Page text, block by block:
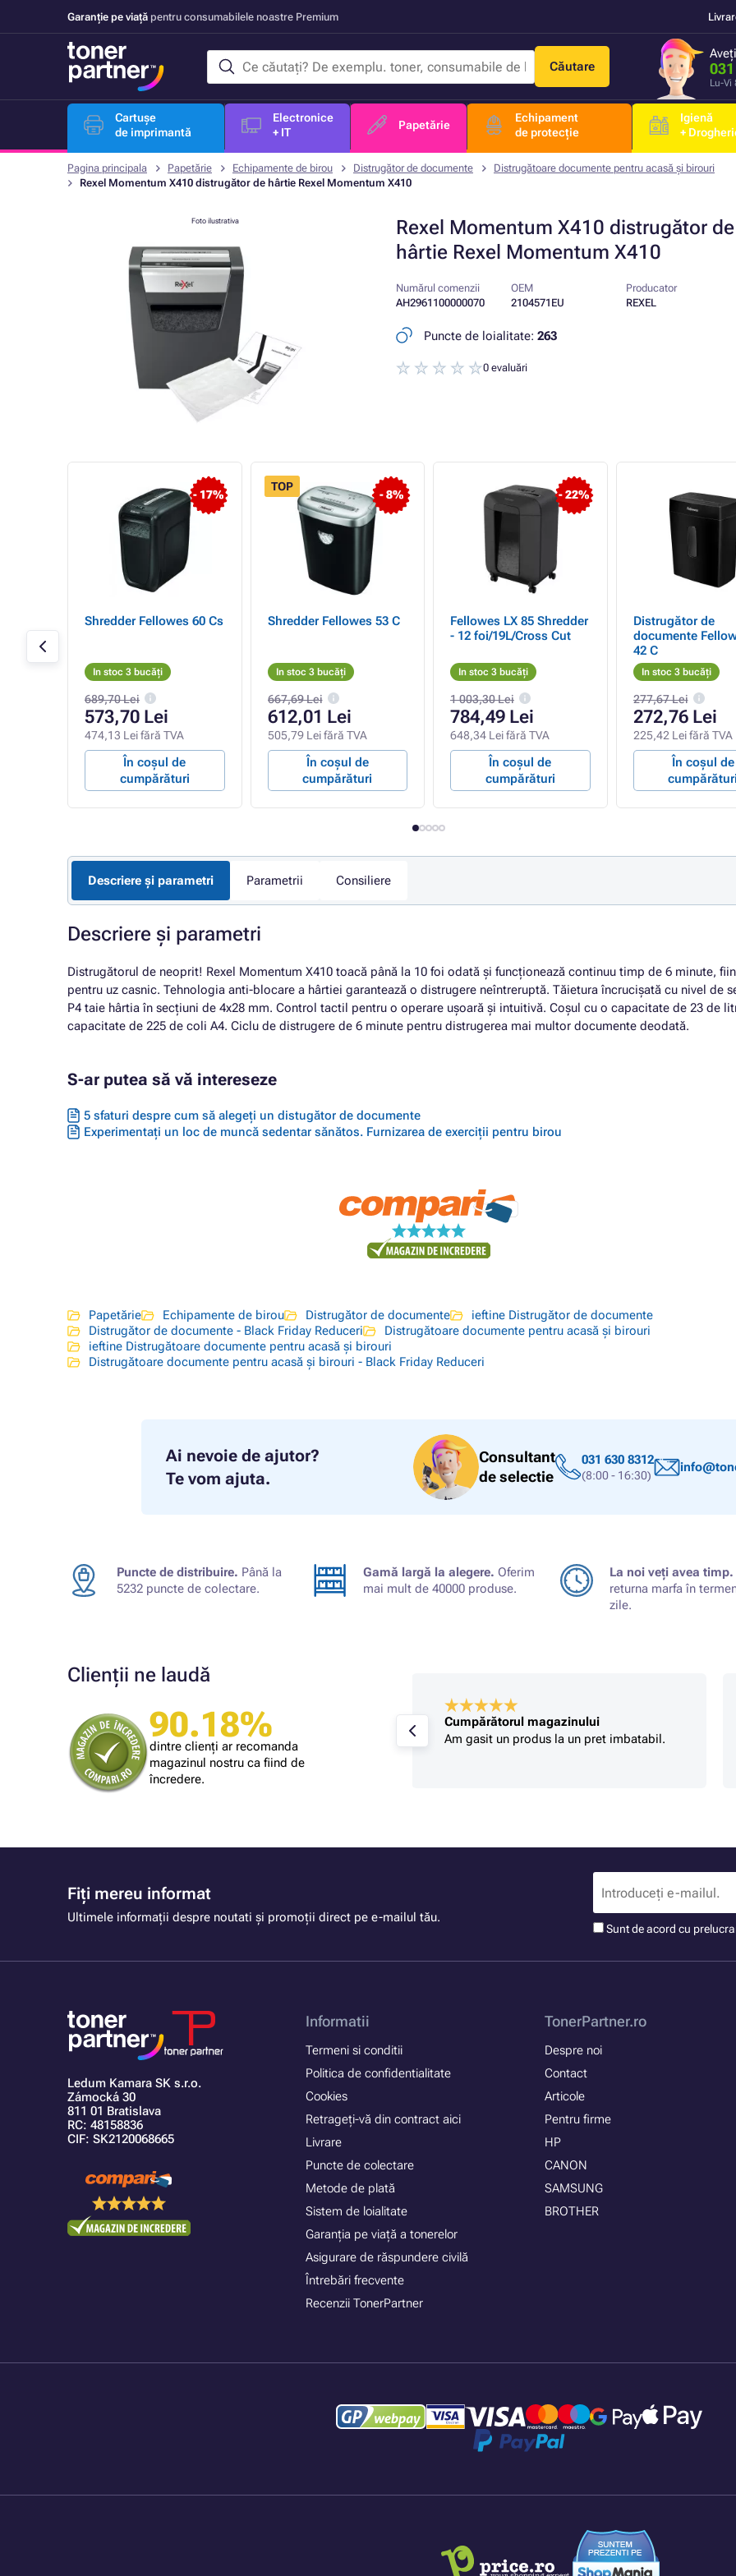
Garanție pe viață pentru consumabilele noastre Premium
Căutare
Lu-Vi
Cartușe
de imprimantă
Electronice
+ IT
Papetărie
Echipament
de protecție
Igienă
+
Pagina principala Papetărie Echipamente de birou Distrugător de documente
Distrugătoare documente pentru acasă și birouri
Rexel Momentum X410 distrugător de hârtie Rexel Momentum X410
Rexel Momentum X410 distrugător de
hârtie Rexel Momentum X410
Foto ilustrativa
Numărul comenzii
AH2961100000070
OEM
2104571EU
Producator
REXEL
Puncte de loialitate: 263
0 evaluări
- 17%
Shredder Fellowes 60 Cs
In stoc 3 bucăți
689,70 Lei
573,70 Lei
474,13 Lei fără TVA
În coșul de
cumpărături
- 8%
TOP
Shredder Fellowes 53 C
In stoc 3 bucăți
667,69 Lei
612,01 Lei
505,79 Lei fără TVA
În coșul de
cumpărături
- 22%
Fellowes LX 85 Shredder
- 12 foi/19L/Cross Cut
In stoc 3 bucăți
1 003,30 Lei
784,49 Lei
648,34 Lei fără TVA
În coșul de
cumpărături
Distrugător de
documente
42 C
In stoc 3 bucăți
277,67 Lei
272,76 Lei
225,42 Lei fără TVA
În coșul de
cumpărături
Descriere și parametri Parametrii Consiliere
Descriere și parametri
Distrugătorul de neoprit! Rexel Momentum X410 toacă până la 10 foi odată și funcționează continuu timp de 6 minute,
pentru uz casnic. Tehnologia anti-blocare a hârtiei garantează o distrugere neîntreruptă. Tăietura încrucișată cu nivel de
P4 taie hârtia în secțiuni de 4x28 mm. Control tactil pentru o operare ușoară și intuitivă. Coșul cu o capacitate de 23 de
capacitate de 225 de coli A4. Ciclu de distrugere de 6 minute pentru distrugerea mai multor documente deodată.
S-ar putea să vă intereseze
5 sfaturi despre cum să alegeți un distugător de documente
Experimentați un loc de muncă sedentar sănătos. Furnizarea de exerciții pentru birou
Papetărie Echipamente de birou Distrugător de documente
ieftine Distrugător de documente
Distrugător de documente - Black Friday Reduceri
Distrugătoare documente pentru acasă și birouri
ieftine Distrugătoare documente pentru acasă și birouri
Distrugătoare documente pentru acasă și birouri - Black Friday Reduceri
Ai nevoie de ajutor?
Te vom ajuta.
Consultant
de selectie
031 630 8312
(8:00 - 16:30)
Puncte de distribuire. Până la
5232 puncte de colectare.
Gamă largă la alegere. Oferim
mai mult de 40000 produse.
La noi veți avea timp.
returna marfa în
zile.
Clienții ne laudă
90.18%
dintre clienți ar recomanda
magazinul nostru ca fiind de
încredere.
Cumpărătorul magazinului
Simplu și rapid.
Cumpărătorul magazinului
Am gasit un produs la un pret imbatabil.
Fiți mereu informat
Ultimele informații despre noutati și promoții direct pe e-mailul tău.
Sunt de acord cu
Ledum Kamara SK s.r.o.
Zámocká 30
811 01 Bratislava
RC: 48158836
CIF: SK2120068665
Informatii
Termeni si conditii
Politica de confidentialitate
Cookies
Retrageți-vă din contract aici
Livrare
Puncte de colectare
Metode de plată
Sistem de loialitate
Garanția pe viață a tonerelor
Asigurare de răspundere civilă
Întrebări frecvente
Recenzii TonerPartner
TonerPartner.ro
Despre noi
Contact
Articole
Pentru firme
HP
CANON
SAMSUNG
BROTHER